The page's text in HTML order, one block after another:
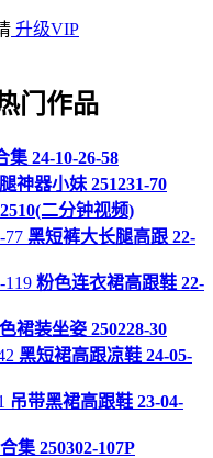
升级VIP
门作品
集 24-10-26-58
神器小妹 251231-70
二分钟视频)
黑短裤大长腿高跟 22-
粉色连衣裙高跟鞋 22-
裙装坐姿 250228-30
黑短裙高跟凉鞋 24-05-
吊带黑裙高跟鞋 23-04-
集 250302-107P